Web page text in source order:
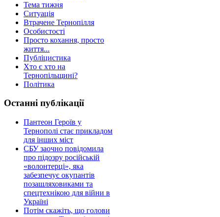
Тема тижня
Ситуація
Втрачене Тернопілля
Особистості
Просто кохання, просто
життя...
Публіцистика
Хто є хто на
Тернопільщині?
Політика
Останні публікації
Пантеон Героїв у
Тернополі стає прикладом
для інших міст
СБУ заочно повідомила
про підозру російській
«волонтерці», яка
забезпечує окупантів
позашляховиками та
спецтехнікою для війни в
Україні
Потім скажіть, що голови